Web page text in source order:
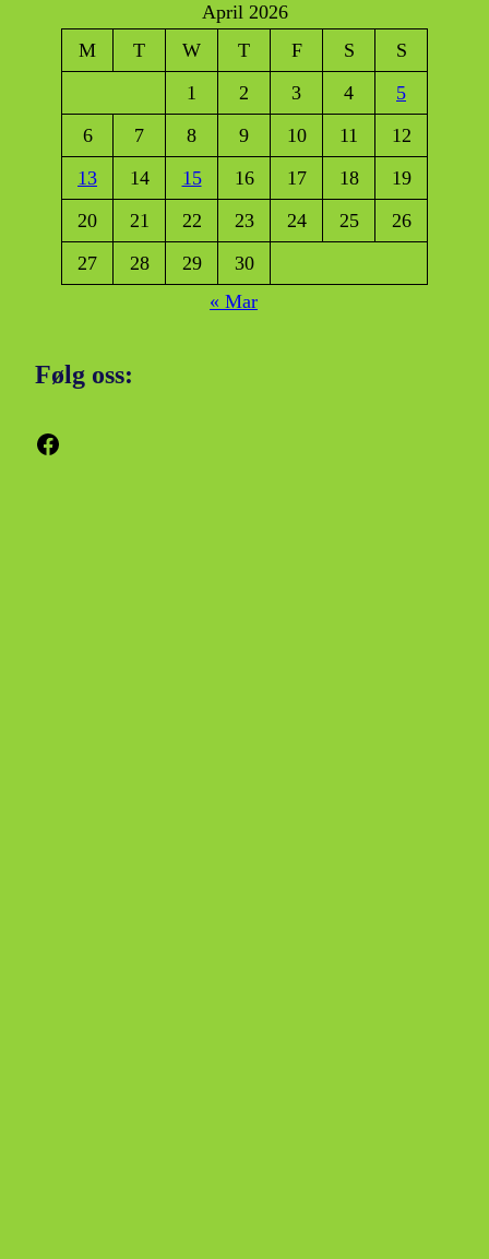
April 2026
M
T W T F S
S
1
2 3 4
5
6
7 8 9 10 11
12
13
14 15 16 17 18
19
20
21 22 23 24 25
26
27
28 29
30
« Mar
Følg oss:
Facebook